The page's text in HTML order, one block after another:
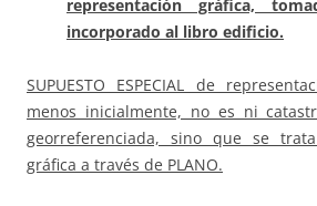
representación gráfica,
incorporado al libro edificio.
SUPUESTO ESPECIAL de
menos inicialmente, no es ni
georreferenciada, sino que se
gráfica a través de PLANO.